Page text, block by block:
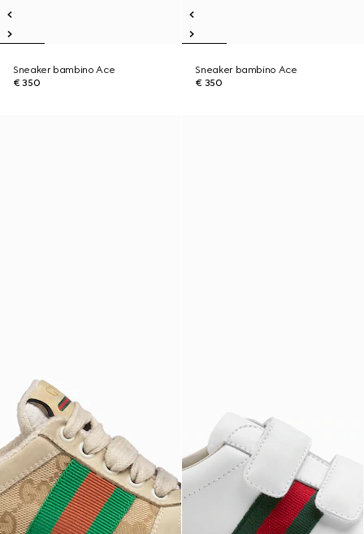
Sneaker bambino Ace
€ 350
Sneaker bambino Ace
€ 350